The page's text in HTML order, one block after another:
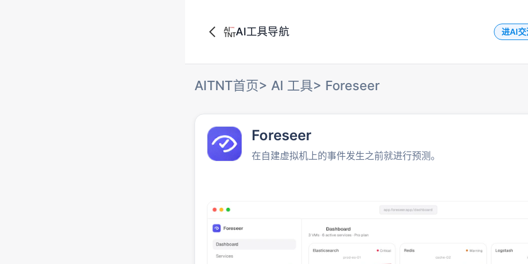
AI工具导航 进AI交
AITNT首页> AI 工具> Foreseer
Foreseer
在自建虚拟机上的事件发生之前就进行预测。